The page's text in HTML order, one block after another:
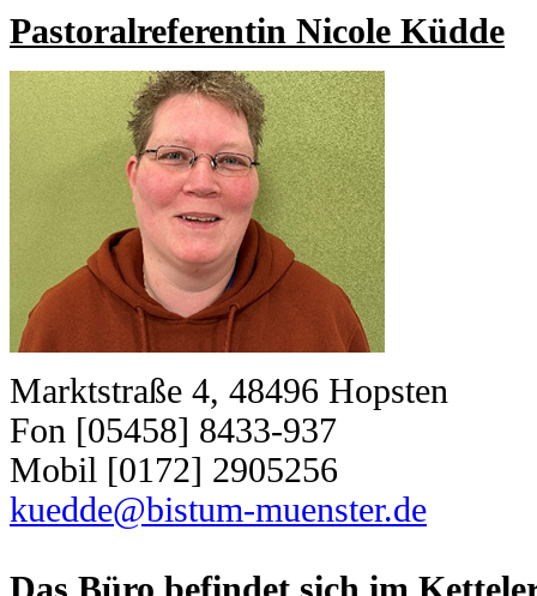
Pastoralreferentin Nicole Küdde
Marktstraße 4, 48496 Hopsten
Fon [05458] 8433-937
Mobil [0172] 2905256
kuedde@bistum-muenster.de